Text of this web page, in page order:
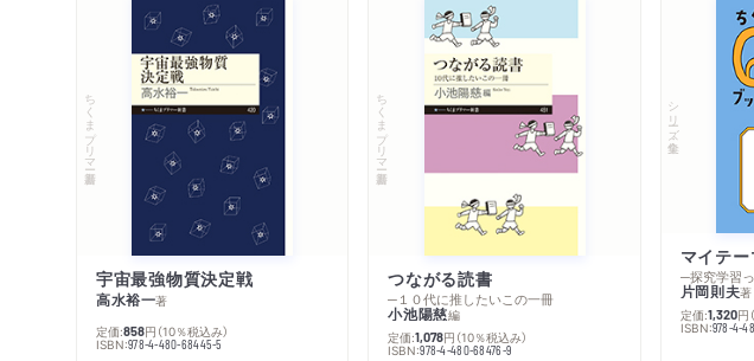
ちくまプリマー新書
宇宙最強物質決定戦
高水裕一著
定価:858円 （10％税込み）
ISBN:978-4-480-68445-5
ちくまプリマー新書
つながる読書
─１０代に推したいこの一冊
小池陽慈編
定価:1,078円 （10％税込み）
ISBN:978-4-480-68476-9
シリーズ・全集
マイテ
─探究学習
片岡則夫著
定価:1,320円
ISBN:978-4-